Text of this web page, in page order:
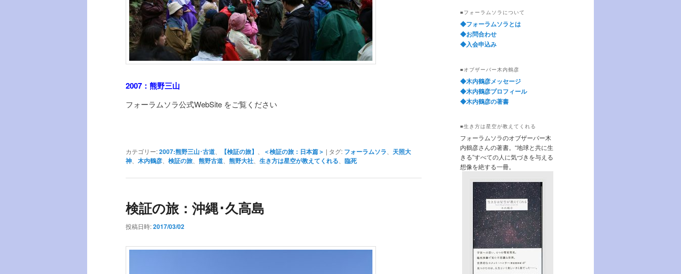
2007：熊野三山
フォーラムソラ公式WebSite をご覧ください
カテゴリー:2007:熊野三山･古道 【検証の旅】 ＜検証の旅：日本篇＞ | タグ: フォーラムソラ
天照大
神
木内鶴彦 検証の旅 熊野古道 熊野大社 生き方は星空が教えてくれる 臨死
検証の旅：沖縄･久高島
投稿日時:2017/03/02
■フォーラムソラについて
◆フォーラムソラとは
◆お問合わせ
◆入会申込み
■オブザーバー木内鶴彦
◆木内鶴彦メッセージ
◆木内鶴彦プロフィール
◆木内鶴彦の著書
■生き方は星空が教えてくれる
フォーラムソラのオブザーバー木
内鶴彦さんの著書。“地球と共に生
きる”すべての人に気づきを与える
想像を絶する一冊。